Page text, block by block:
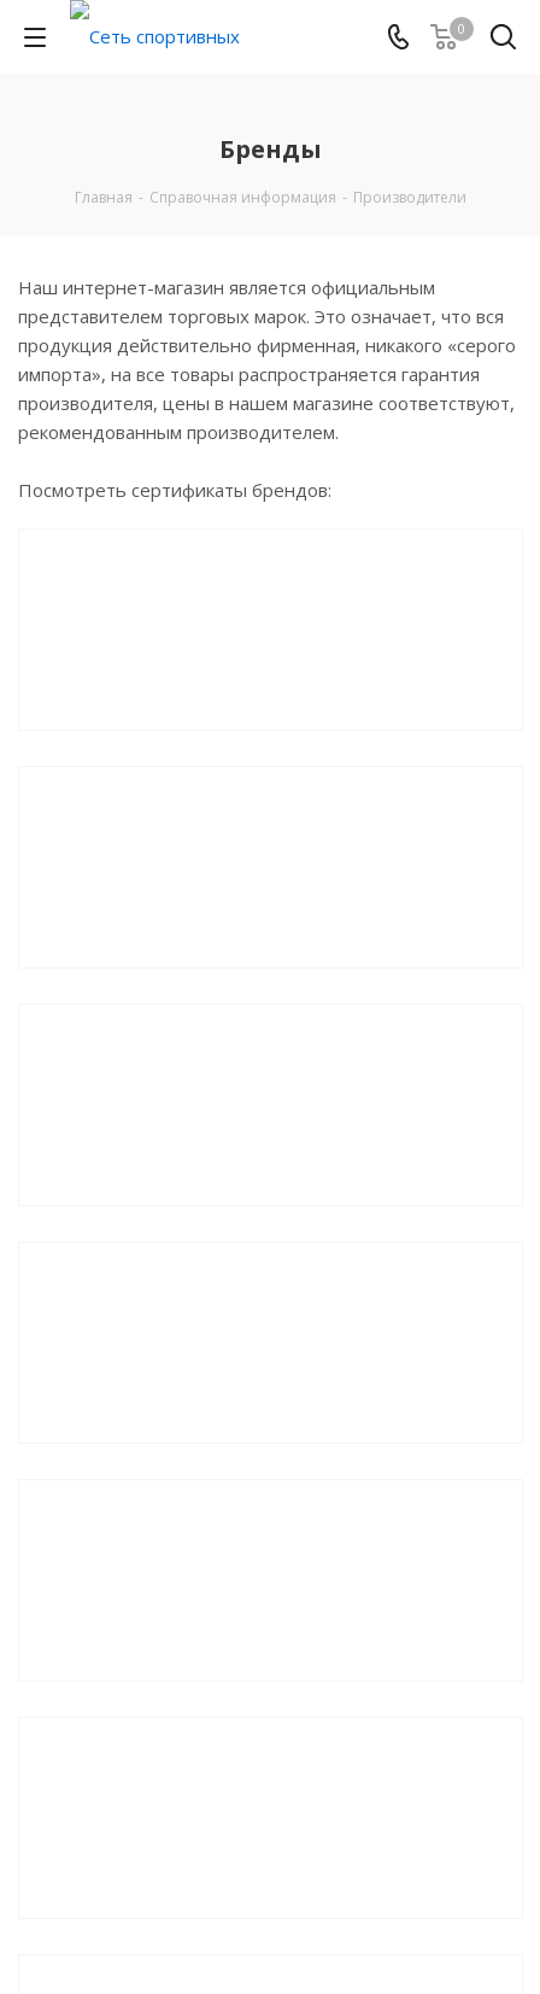
0
Бренды
Главная - Справочная информация - Производители
Наш интернет-магазин является официальным
представителем торговых марок. Это означает, что вся
продукция действительно фирменная, никакого «серого
импорта», на все товары распространяется гарантия
производителя, цены в нашем магазине соответствуют,
рекомендованным производителем.
Посмотреть сертификаты брендов: